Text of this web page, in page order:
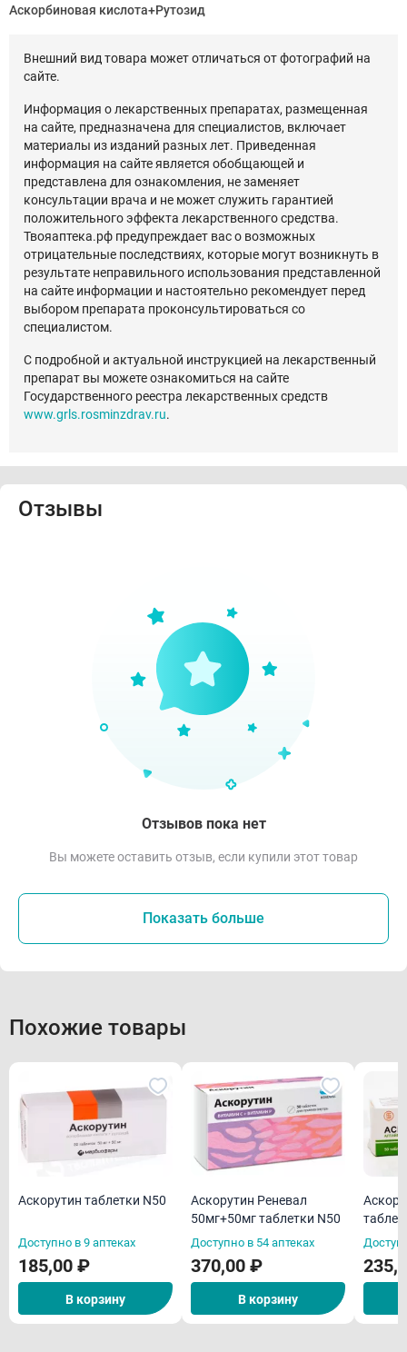
Аскорбиновая кислота+Рутозид
Внешний вид товара может отличаться от фотографий на
сайте.
Информация о лекарственных препаратах, размещенная
на сайте, предназначена для специалистов, включает
материалы из изданий разных лет. Приведенная
информация на сайте является обобщающей и
представлена для ознакомления, не заменяет
консультации врача и не может служить гарантией
положительного эффекта лекарственного средства.
Твояаптека.рф предупреждает вас о возможных
отрицательные последствиях, которые могут возникнуть в
результате неправильного использования представленной
на сайте информации и настоятельно рекомендует перед
выбором препарата проконсультироваться со
специалистом.
С подробной и актуальной инструкцией на лекарственный
препарат вы можете ознакомиться на сайте
Государственного реестра лекарственных средств
www.grls.rosminzdrav.ru.
Отзывы
Отзывов пока нет
Вы можете оставить отзыв, если купили этот товар
Показать больше
Похожие товары
Аскорутин таблетки N50
Доступно в 9 аптеках
185,00 ₽
В корзину
Аскорутин Реневал
50мг+50мг таблетки N50
Доступно в 54 аптеках
370,00 ₽
В корзину